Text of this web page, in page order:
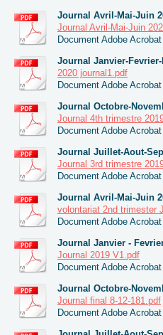
Journal Avril-Mai-Juin
Journal Avril-Mai-Juin
Document Adobe
Journal Janvier-Fevrier-
2020 journal1.pdf
Document Adobe
Journal Octobre-
Journal 4th trimestre
Document Adobe
Journal Juillet-Aout-
Journal 3rd trimestre
Document Adobe
Journal Avril-Mai-Juin
volontariat 2nd trimester
Document Adobe
Journal Janvier -
Journal 2019 V1.pdf
Document Adobe
Journal Octobre-
Journal final 8-12-181.pdf
Document Adobe